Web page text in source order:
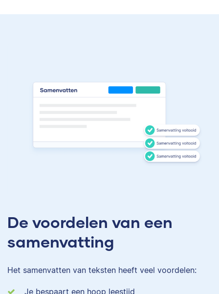
De voordelen van een
samenvatting
Het samenvatten van teksten heeft veel voordelen:
Je bespaart een hoop leestijd